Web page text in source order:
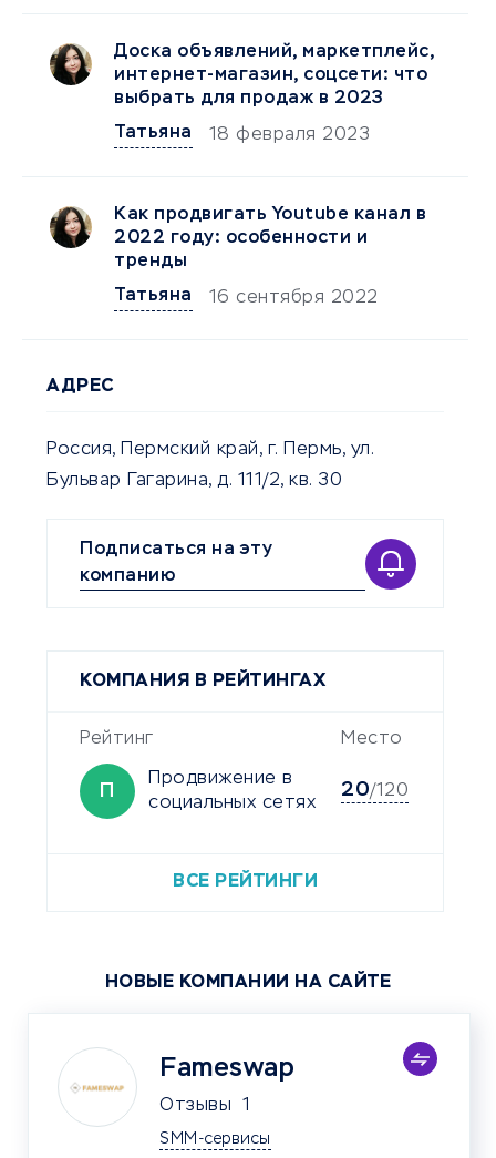
Доска объявлений, маркетплейс,
интернет-магазин, соцсети: что
выбрать для продаж в 2023
Татьяна
18 февраля 2023
Как продвигать Youtubе канал в
2022 году: особенности и
тренды
Татьяна
16 сентября 2022
АДРЕС
Россия, Пермский край, г. Пермь, ул.
Бульвар Гагарина, д. 111/2, кв. 30
Подписаться на эту
компанию
КОМПАНИЯ В РЕЙТИНГАХ
Рейтинг Место
Продвижение в
социальных сетях
20/120
ВСЕ РЕЙТИНГИ
НОВЫЕ КОМПАНИИ НА САЙТЕ
Fameswap
Отзывы 1
SMM-сервисы